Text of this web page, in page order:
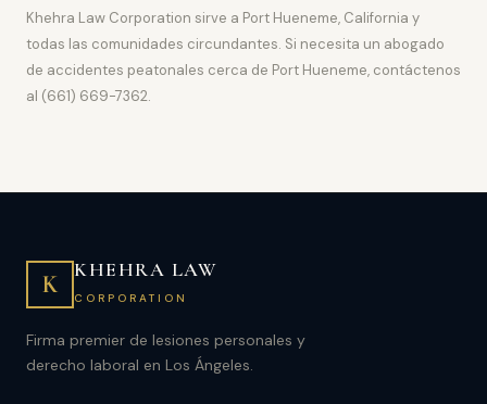
Khehra Law Corporation sirve a Port Hueneme, California y
todas las comunidades circundantes. Si necesita un abogado
de accidentes peatonales cerca de Port Hueneme, contáctenos
al (661) 669-7362.
K
KHEHRA LAW
CORPORATION
Firma premier de lesiones personales y
derecho laboral en Los Ángeles.